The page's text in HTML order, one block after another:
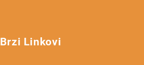
Brzi Linkovi